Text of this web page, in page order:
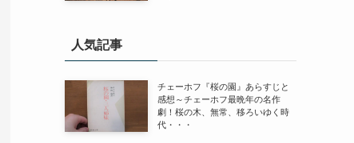
人気記事
チェーホフ『桜の園』あらすじと
感想～チェーホフ最晩年の名作
劇！桜の木、無常、移ろいゆく時
代・・・